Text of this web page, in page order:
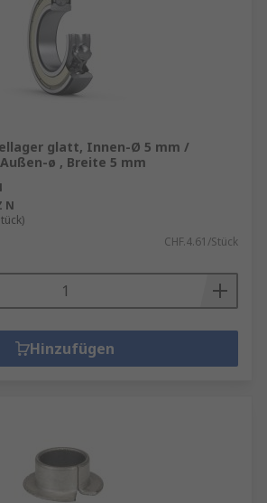
glatt, Innen-Ø 5 mm /
ø , Breite 5 mm
N
CHF.4.61/Stück
Hinzufügen